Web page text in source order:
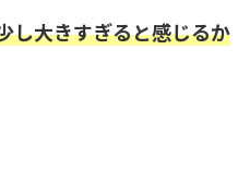
し大きすぎると感じるか